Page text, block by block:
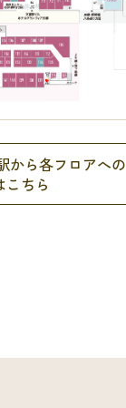
から各フロアへの
こちら